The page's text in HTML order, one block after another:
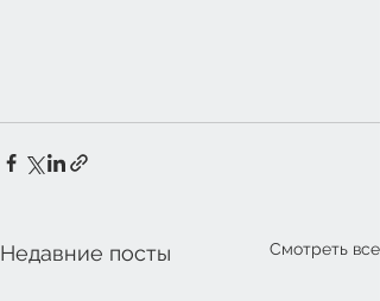
Недавние посты Смотреть все